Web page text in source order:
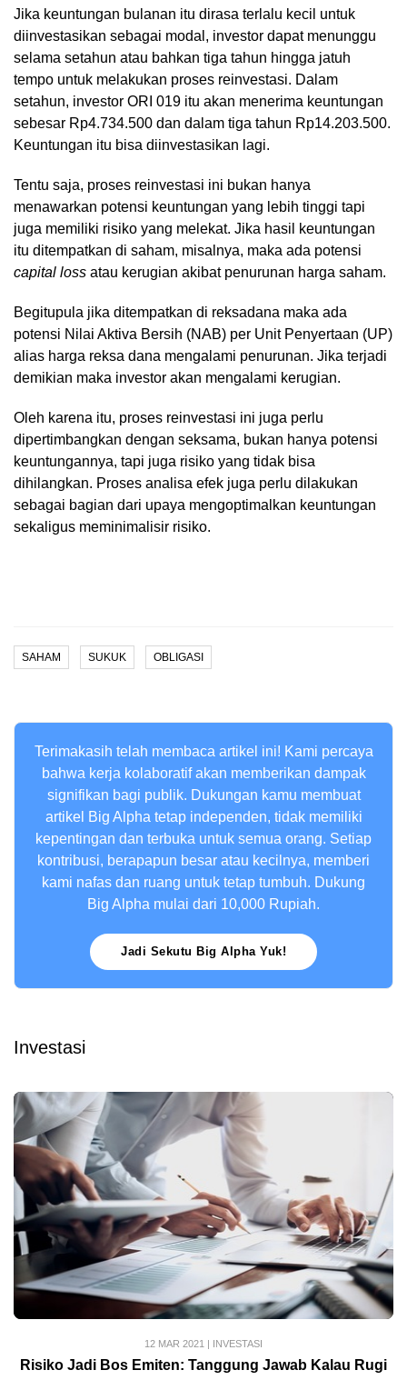
Jika keuntungan bulanan itu dirasa terlalu kecil untuk
diinvestasikan sebagai modal, investor dapat menunggu
selama setahun atau bahkan tiga tahun hingga jatuh
tempo untuk melakukan proses reinvestasi. Dalam
setahun, investor ORI 019 itu akan menerima keuntungan
sebesar Rp4.734.500 dan dalam tiga tahun Rp14.203.500.
Keuntungan itu bisa diinvestasikan lagi.
Tentu saja, proses reinvestasi ini bukan hanya
menawarkan potensi keuntungan yang lebih tinggi tapi
juga memiliki risiko yang melekat. Jika hasil keuntungan
itu ditempatkan di saham, misalnya, maka ada potensi
capital loss atau kerugian akibat penurunan harga saham.
Begitupula jika ditempatkan di reksadana maka ada
potensi Nilai Aktiva Bersih (NAB) per Unit Penyertaan (UP)
alias harga reksa dana mengalami penurunan. Jika terjadi
demikian maka investor akan mengalami kerugian.
Oleh karena itu, proses reinvestasi ini juga perlu
dipertimbangkan dengan seksama, bukan hanya potensi
keuntungannya, tapi juga risiko yang tidak bisa
dihilangkan. Proses analisa efek juga perlu dilakukan
sebagai bagian dari upaya mengoptimalkan keuntungan
sekaligus meminimalisir risiko.
SAHAM SUKUK OBLIGASI
Terimakasih telah membaca artikel ini! Kami percaya
bahwa kerja kolaboratif akan memberikan dampak
signifikan bagi publik. Dukungan kamu membuat
artikel Big Alpha tetap independen, tidak memiliki
kepentingan dan terbuka untuk semua orang. Setiap
kontribusi, berapapun besar atau kecilnya, memberi
kami nafas dan ruang untuk tetap tumbuh. Dukung
Big Alpha mulai dari 10,000 Rupiah.
Jadi Sekutu Big Alpha Yuk!
Investasi
12 MAR 2021 INVESTASI
Risiko Jadi Bos Emiten: Tanggung Jawab Kalau Rugi